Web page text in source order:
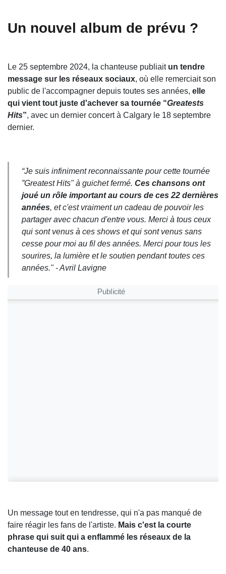
Un nouvel album de prévu ?
Le 25 septembre 2024, la chanteuse publiait un tendre
message sur les réseaux sociaux, où elle remerciait son
public de l'accompagner depuis toutes ses années, elle
qui vient tout juste d'achever sa tournée “Greatests
Hits”, avec un dernier concert à Calgary le 18 septembre
dernier.
“Je suis infiniment reconnaissante pour cette tournée
”Greatest Hits" à guichet fermé. Ces chansons ont
joué un rôle important au cours de ces 22 dernières
années, et c'est vraiment un cadeau de pouvoir les
partager avec chacun d'entre vous. Merci à tous ceux
qui sont venus à ces shows et qui sont venus sans
cesse pour moi au fil des années. Merci pour tous les
sourires, la lumière et le soutien pendant toutes ces
années." - Avril Lavigne
Publicité
Un message tout en tendresse, qui n'a pas manqué de
faire réagir les fans de l'artiste. Mais c'est la courte
phrase qui suit qui a enflammé les réseaux de la
chanteuse de 40 ans.